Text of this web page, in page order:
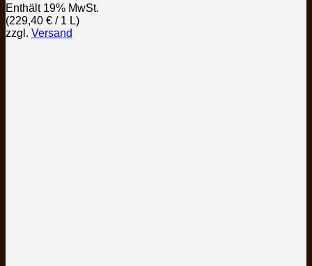
Enthält 19% MwSt.
(229,40 € / 1 L)
zzgl. Versand